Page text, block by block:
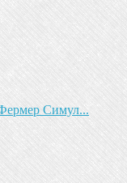
Симул...